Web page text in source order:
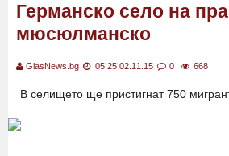
Германско село на
мюсюлманско
GlasNews.bg 05:25 02.11.15 0 668
В селището ще пристигнат 750